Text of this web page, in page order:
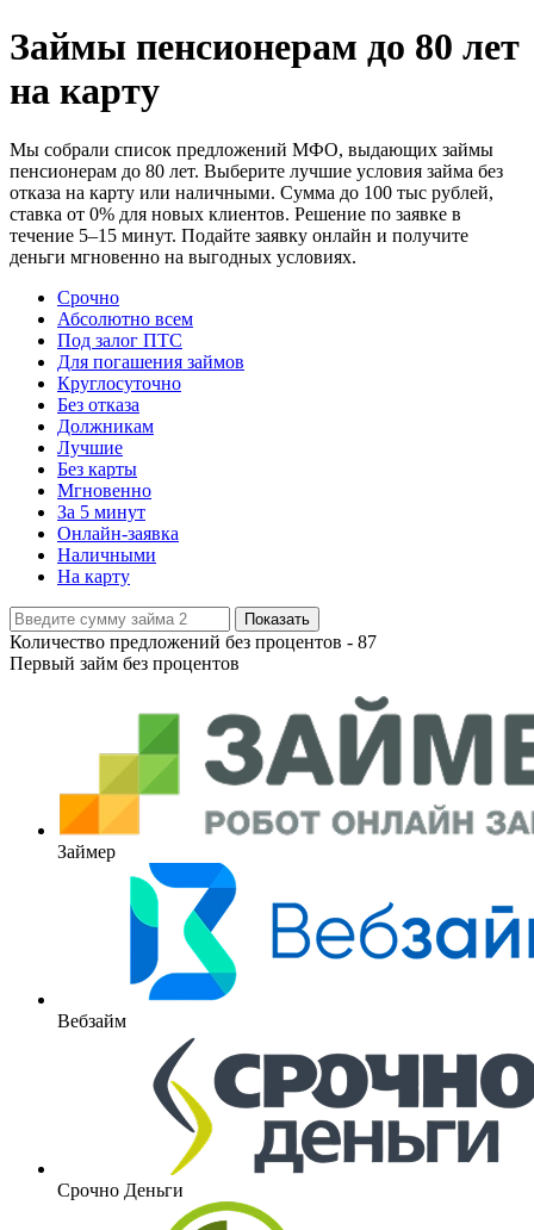
Займы пенсионерам до 80 лет
на карту
Мы собрали список предложений МФО, выдающих займы
пенсионерам до 80 лет. Выберите лучшие условия займа без
отказа на карту или наличными. Сумма до 100 тыс рублей,
ставка от 0% для новых клиентов. Решение по заявке в
течение 5–15 минут. Подайте заявку онлайн и получите
деньги мгновенно на выгодных условиях.
Срочно
Абсолютно всем
Под залог ПТС
Для погашения займов
Круглосуточно
Без отказа
Должникам
Лучшие
Без карты
Мгновенно
За 5 минут
Онлайн-заявка
Наличными
На карту
Показать
Количество предложений без процентов - 87
Первый займ без процентов
Займер
Вебзайм
Срочно Деньги